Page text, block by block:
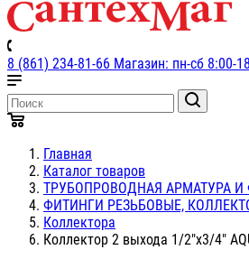
8 (861) 234-81-66 Магазин: пн-сб 8:00-
Главная
Каталог товаров
ТРУБОПРОВОДНАЯ АРМАТУРА И
ФИТИНГИ РЕЗЬБОВЫЕ,
Коллектора
Коллектор 2 выхода 1/2"х3/4"